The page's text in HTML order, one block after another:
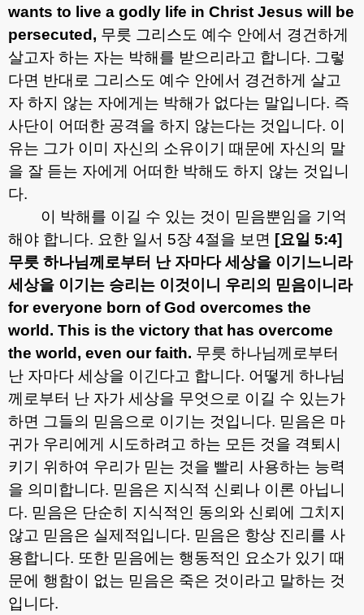
wants to live a godly life in Christ Jesus will be
persecuted, 무릇 그리스도 예수 안에서 경건하게
살고자 하는 자는 박해를 받으리라고 합니다. 그렇
다면 반대로 그리스도 예수 안에서 경건하게 살고
자 하지 않는 자에게는 박해가 없다는 말입니다. 즉
사단이 어떠한 공격을 하지 않는다는 것입니다. 이
유는 그가 이미 자신의 소유이기 때문에 자신의 말
을 잘 듣는 자에게 어떠한 박해도 하지 않는 것입니
다.
이 박해를 이길 수 있는 것이 믿음뿐임을 기억
해야 합니다. 요한 일서 5장 4절을 보면 [요일 5:4]
무릇 하나님께로부터 난 자마다 세상을 이기느니라
세상을 이기는 승리는 이것이니 우리의 믿음이니라
for everyone born of God overcomes the
world. This is the victory that has overcome
the world, even our faith. 무릇 하나님께로부터
난 자마다 세상을 이긴다고 합니다. 어떻게 하나님
께로부터 난 자가 세상을 무엇으로 이길 수 있는가
하면 그들의 믿음으로 이기는 것입니다. 믿음은 마
귀가 우리에게 시도하려고 하는 모든 것을 격퇴시
키기 위하여 우리가 믿는 것을 빨리 사용하는 능력
을 의미합니다. 믿음은 지식적 신뢰나 이론 아닙니
다. 믿음은 단순히 지식적인 동의와 신뢰에 그치지
않고 믿음은 실제적입니다. 믿음은 항상 진리를 사
용합니다. 또한 믿음에는 행동적인 요소가 있기 때
문에 행함이 없는 믿음은 죽은 것이라고 말하는 것
입니다.